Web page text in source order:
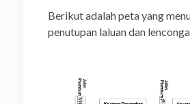
Berikut adalah peta yang
penutupan laluan dan